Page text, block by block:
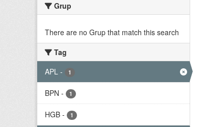
Grup
There are no Grup that match this search
Tag
APL - 1
BPN - 1
HGB - 1